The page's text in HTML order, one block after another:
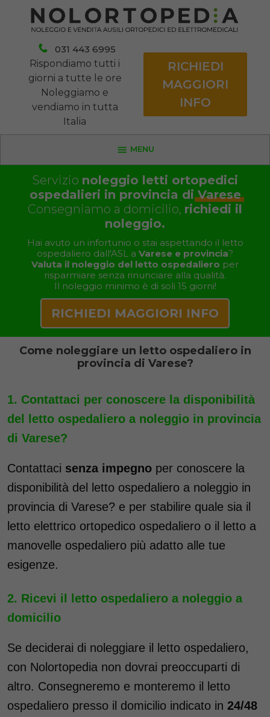
031 443 6995
Rispondiamo tutti i
giorni a tutte le ore
Noleggiamo e
vendiamo in tutta
Italia
RICHIEDI
MAGGIORI
INFO
MENU
Servizio noleggio letti ortopedici
ospedalieri in provincia diVarese
Consegniamo a domicilio, richiedi il
noleggio.
Hai avuto un infortunio o stai aspettando il letto
ospedaliero dall'ASL a Varese e provincia?
Valuta il noleggio del letto ospedaliero per
risparmiare senza rinunciare alla qualità.
Il noleggio minimo è di soli 15 giorni!
RICHIEDI MAGGIORI INFO
Come noleggiare un letto ospedaliero in
provincia di Varese?
Contattaci per conoscere la disponibilità
del letto ospedaliero a noleggio in provincia
di Varese?
Contattaci senza impegno per conoscere la
disponibilità del letto ospedaliero a noleggio in
provincia di Varese? e per stabilire quale sia il
letto elettrico ortopedico ospedaliero o il letto a
manovelle ospedaliero più adatto alle tue
esigenze.
Ricevi il letto ospedaliero a noleggio a
domicilio
Se deciderai di noleggiare il letto ospedaliero,
con Nolortopedia non dovrai preoccuparti di
altro. Consegneremo e monteremo il letto
ospedaliero presso il domicilio indicato in 24/48